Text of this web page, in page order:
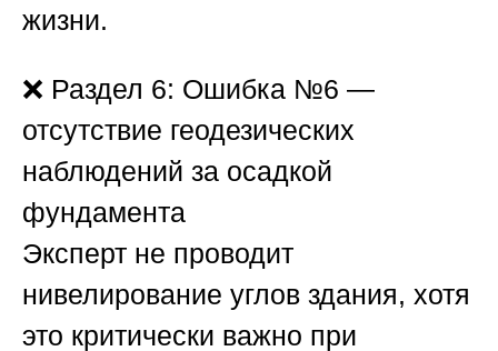
жизни.
❌ Раздел 6: Ошибка №6 —
отсутствие геодезических
наблюдений за осадкой
фундамента
Эксперт не проводит
нивелирование углов здания, хотя
это критически важно при